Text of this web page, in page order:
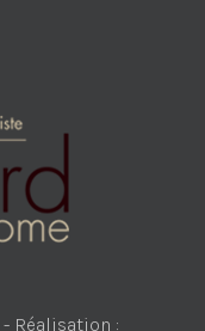
- Réalisation :